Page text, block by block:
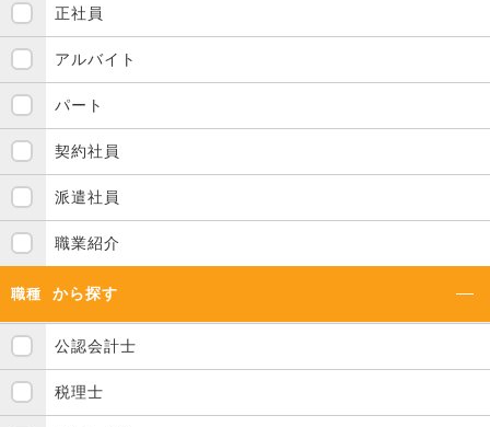
正社員
アルバイト
パート
契約社員
派遣社員
職業紹介
職種 から探す
公認会計士
税理士